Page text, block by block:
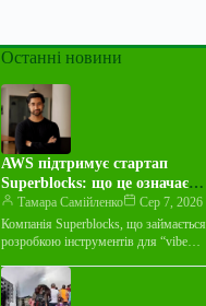
Останні новини
AWS підтримує стартап
Superblocks: що це означає
для індустрії
Тамара Самійленко
Сер 7, 2026
Компанія Superblocks, що займається
розробкою інструментів для “vibe
угоду про спільний маркетинг із
Amazon Web Services…